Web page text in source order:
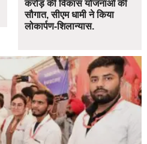
करोड़ की विकास योजनाओं की
सौगात, सीएम धामी ने किया
लोकार्पण-शिलान्यास.